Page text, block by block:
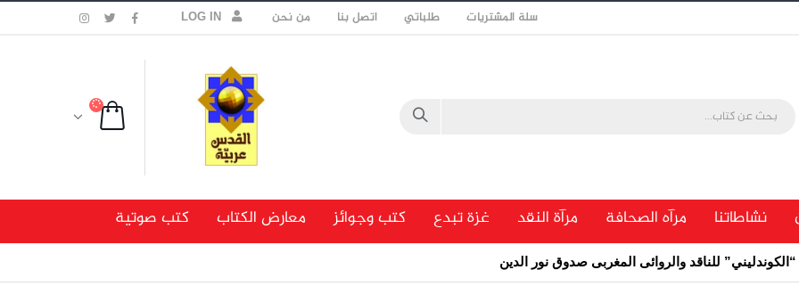
سلة المشتريات طلباتي اتصل بنا من نحن LOG IN
نشاطاتنا مرآه الصحافة مرآة النقد غزة تبدع كتب وجوائز معارض الكتاب كتب صوتية
للناقد والروائى المغربى صدوق نور الدين